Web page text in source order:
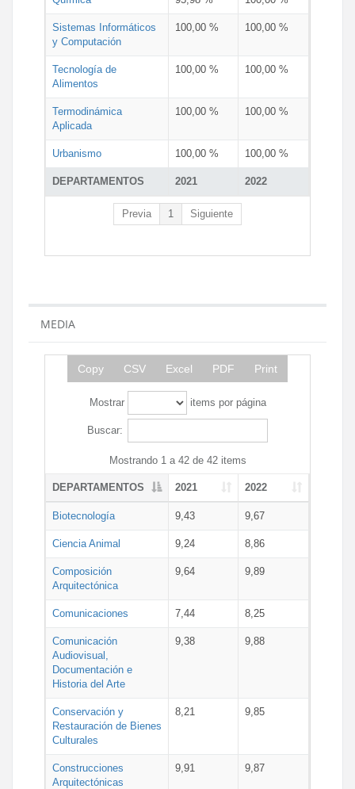
DEPARTAMENTOS 2021 2022
Sistemas Informáticos
y Computación
100,00 % 100,00 %
Tecnología de
Alimentos
100,00 % 100,00 %
Termodinámica
Aplicada
100,00 % 100,00 %
Urbanismo 100,00 % 100,00 %
Previa 1 Siguiente
MEDIA
Copy CSV Excel PDF Print
Mostrar items por página
Buscar:
Mostrando 1 a 42 de 42 items
DEPARTAMENTOS 2021 2022
Biotecnología 9,43 9,67
Ciencia Animal 9,24 8,86
Composición
Arquitectónica
9,64 9,89
Comunicaciones 7,44 8,25
Comunicación
Audiovisual,
Documentación e
Historia del Arte
9,38 9,88
Conservación y
Restauración de Bienes
Culturales
8,21 9,85
Construcciones
Arquitectónicas
9,91 9,87